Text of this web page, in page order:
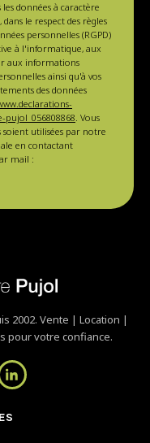
données à caractère
le respect des règles
personnelles (RGPD)
à l'informatique, aux
aux informations
ainsi qu'à vos
des données
. Vous
soient utilisées par notre
en contactant
mail :
2002. Vente | Location |
pour votre confiance.